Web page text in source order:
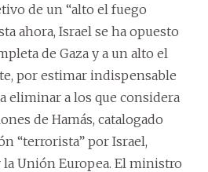
de un “alto el fuego
ahora, Israel se ha opuesto
de Gaza y a un alto el
por estimar indispensable
eliminar a los que considera
de Hamás, catalogado
“terrorista” por Israel,
la Unión Europea. El ministro